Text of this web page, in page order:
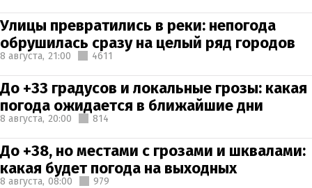
Улицы превратились в реки: непогода
обрушилась сразу на целый ряд городов
8 августа, 21:00 4611
До +33 градусов и локальные грозы: какая
погода ожидается в ближайшие дни
8 августа, 20:00 814
До +38, но местами с грозами и шквалами:
какая будет погода на выходных
8 августа, 08:00 979